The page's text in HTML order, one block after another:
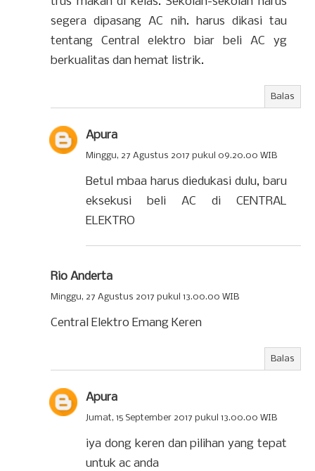
segera dipasang AC nih. harus dikasi tau
tentang Central elektro biar beli AC yg
berkualitas dan hemat listrik.
Balas
Apura
Minggu, 27 Agustus 2017 pukul 09.20.00 WIB
Betul mbaa harus diedukasi dulu, baru
eksekusi beli AC di CENTRAL
ELEKTRO
Rio Anderta
Minggu, 27 Agustus 2017 pukul 13.00.00 WIB
Central Elektro Emang Keren
Balas
Apura
Jumat, 15 September 2017 pukul 13.00.00 WIB
iya dong keren dan pilihan yang tepat
untuk ac anda